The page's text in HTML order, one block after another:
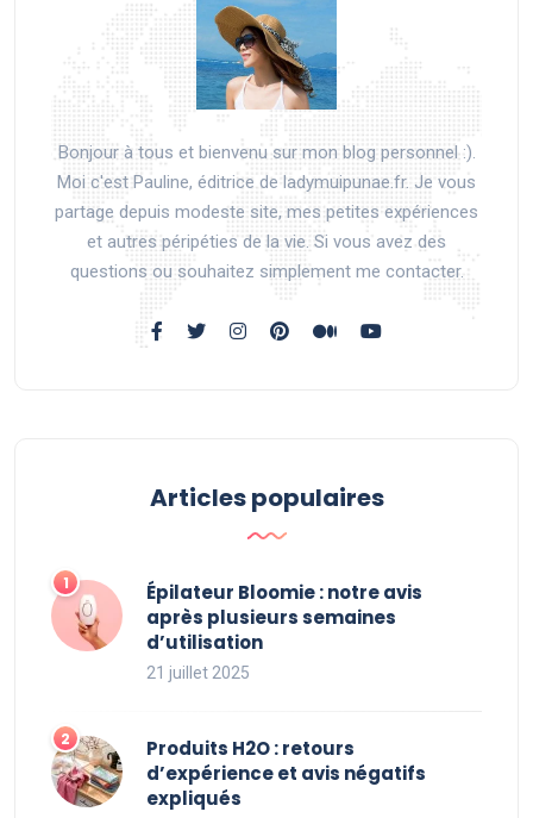
Bonjour à tous et bienvenu sur mon blog personnel :).
Moi c'est Pauline, éditrice de ladymuipunae.fr. Je vous
partage depuis modeste site, mes petites expériences
et autres péripéties de la vie. Si vous avez des
questions ou souhaitez simplement me contacter.
Articles populaires
Épilateur Bloomie : notre avis
après plusieurs semaines
d’utilisation
21 juillet 2025
Produits H2O : retours
d’expérience et avis négatifs
expliqués